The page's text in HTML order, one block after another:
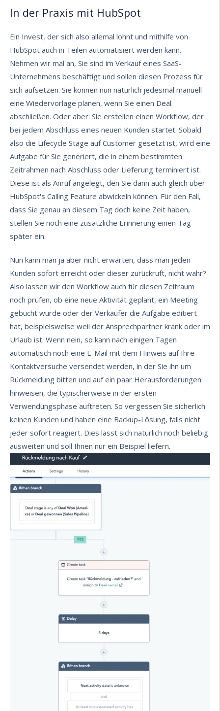
In der Praxis mit HubSpot
Ein Invest, der sich also allemal lohnt und mithilfe von
HubSpot auch in Teilen automatisiert werden kann.
Nehmen wir mal an, Sie sind im Verkauf eines SaaS-
Unternehmens beschäftigt und sollen diesen Prozess für
sich aufsetzen. Sie können nun natürlich jedesmal manuell
eine Wiedervorlage planen, wenn Sie einen Deal
abschließen. Oder aber: Sie erstellen einen Workflow, der
bei jedem Abschluss eines neuen Kunden startet. Sobald
also die Lifecycle Stage auf Customer gesetzt ist, wird eine
Aufgabe für Sie generiert, die in einem bestimmten
Zeitrahmen nach Abschluss oder Lieferung terminiert ist.
Diese ist als Anruf angelegt, den Sie dann auch gleich über
HubSpot's Calling Feature abwickeln können. Für den Fall,
dass Sie genau an diesem Tag doch keine Zeit haben,
stellen Sie noch eine zusätzliche Erinnerung einen Tag
später ein.
Nun kann man ja aber nicht erwarten, dass man jeden
Kunden sofort erreicht oder dieser zurückruft, nicht wahr?
Also lassen wir den Workflow auch für diesen Zeitraum
noch prüfen, ob eine neue Aktivität geplant, ein Meeting
gebucht wurde oder der Verkäufer die Aufgabe editiert
hat, beispielsweise weil der Ansprechpartner krank oder im
Urlaub ist. Wenn nein, so kann nach einigen Tagen
automatisch noch eine E-Mail mit dem Hinweis auf Ihre
Kontaktversuche versendet werden, in der Sie ihn um
Rückmeldung bitten und auf ein paar Herausforderungen
hinweisen, die typischerweise in der ersten
Verwendungsphase auftreten. So vergessen Sie sicherlich
keinen Kunden und haben eine Backup-Lösung, falls nicht
jeder sofort reagiert. Dies lässt sich natürlich noch beliebig
ausweiten und soll Ihnen nur ein Beispiel liefern.